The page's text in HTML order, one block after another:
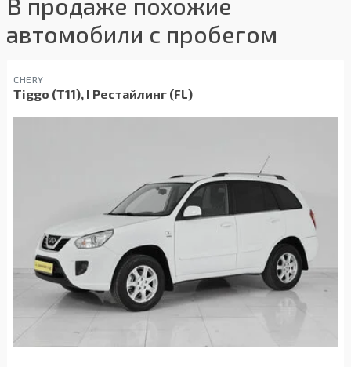
автомобили с пробегом
CHERY
Tiggo (T11), I Рестайлинг (FL)